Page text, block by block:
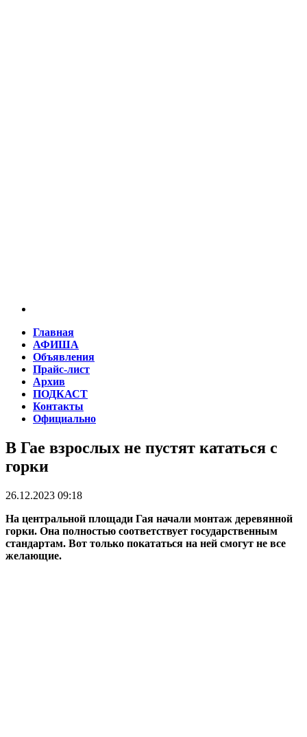
Главная
АФИША
Объявления
Прайс-лист
Архив
ПОДКАСТ
Контакты
Официально
В Гае взрослых не пустят кататься с
горки
26.12.2023 09:18
На центральной площади Гая начали монтаж деревянной
горки. Она полностью соответствует государственным
стандартам. Вот только покататься на ней смогут не все
желающие.